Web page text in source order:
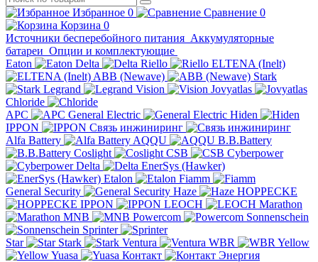
Избранное 0 Сравнение 0
Корзина 0
Источники бесперебойного питания Аккумуляторные
батареи Опции и комплектующие
Eaton
Delta Riello
ELTENA (Inelt)
ABB (Newave)
Stark
Legrand
Vision
Jovyatlas
Chloride
APC
General Electric
Hiden
IPPON
Связь инжиниринг
Alfa Battery
AQQU
B.B.Battery
Coslight
CSB
Cyberpower
Delta
EnerSys (Hawker)
Etalon
Fiamm
General Security
Haze
HOPPECKE
IPPON
LEOCH
Marathon
MNB
Powercom
Sonnenschein
Sprinter
Star
Stark Ventura WBR
Yellow
Yuasa
Контакт Энергия